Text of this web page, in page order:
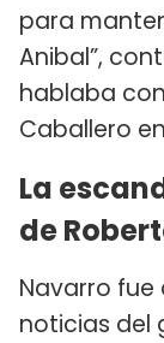
para
Anibal”,
hablaba
Caballero
La
de
Navarro fue
noticias del